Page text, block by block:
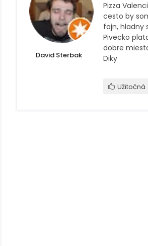
David Sterbak
Pizza
cesto by
fajn, hladny
Pivecko
dobre
Diky
Užitočná